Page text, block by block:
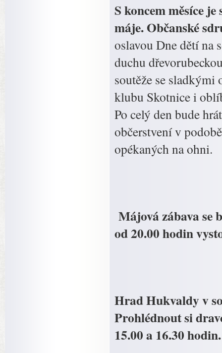
S koncem měsíce
máje. Občanské
oslavou Dne dětí na
duchu
soutěže se
klubu Skotnice i
Po celý den bude
občerstvení v
opékaných na ohni.
Májová zábava se
od 20.00 hodin
Hrad Hukvaldy v
Prohlédnout si
15.00 a 16.30 hodin.